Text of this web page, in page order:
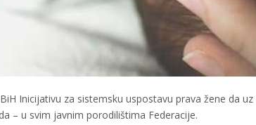
Inicijativu za sistemsku uspostavu prava žene da uz
– u svim javnim porodilištima Federacije.